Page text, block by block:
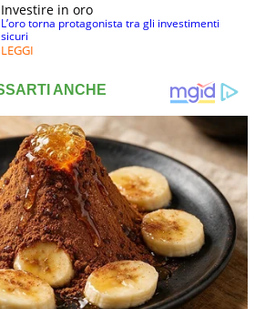
Investire in oro
L’oro torna protagonista tra gli investimenti
sicuri
LEGGI